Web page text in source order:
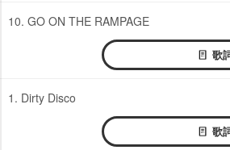
10. GO ON THE RAMPAGE
歌
1. Dirty Disco
歌